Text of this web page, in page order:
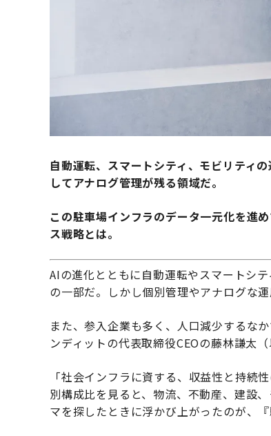
自動運転、スマートシティ、モビリティ
してアナログ管理が残る領域だ。
この駐車場インフラのデータ一元化を進
ス戦略とは。
AIの進化とともに自動運転やスマートシ
の一部だ。しかし個別管理やアナログな
また、参入企業も多く、人口減少するな
ンディットの代表取締役CEOの藤林謙太
「社会インフラに資する、収益性と持続
別構成比を見ると、物流、不動産、建設
マを探したときに浮かび上がったのが、『